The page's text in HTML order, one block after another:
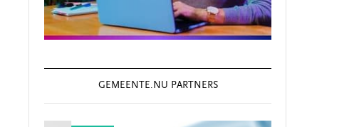
GEMEENTE.NU PARTNERS